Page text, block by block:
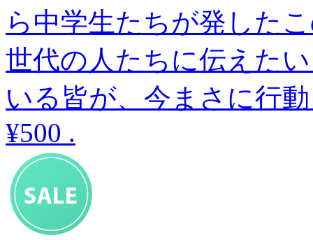
ら中学生たちが発した
世代の人たちに伝えた
いる皆が、今まさに行
¥500 .